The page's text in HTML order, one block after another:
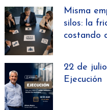
Misma
silos: la
costando
22 de
Ejecución